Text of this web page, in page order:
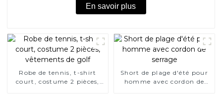
En savoir plus
Robe de tennis, t-shirt
court, costume 2 pièces,
Short de plage d'été pour
homme avec cordon de